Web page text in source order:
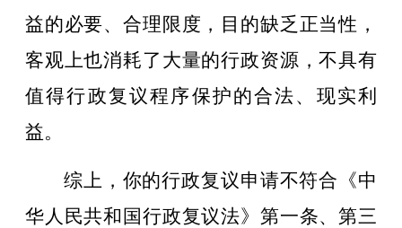
益的必要、合理限度，目的缺乏正当性，
客观上也消耗了大量的行政资源，不具有
值得行政复议程序保护的合法、现实利
益。
综上，你的行政复议申请不符合《中
华人民共和国行政复议法》第一条、第三